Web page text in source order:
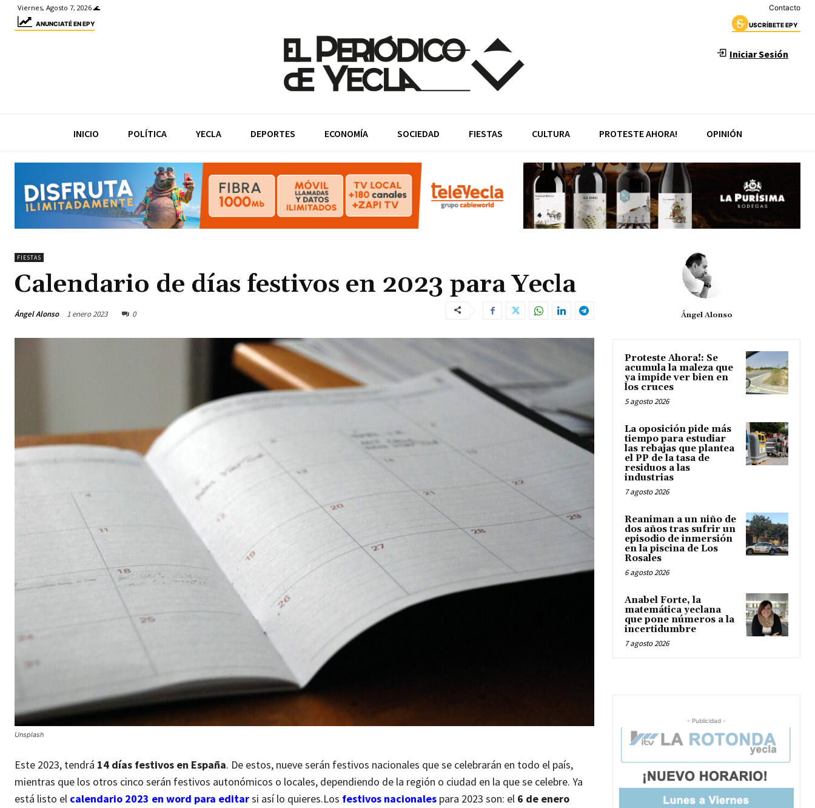
Viernes, Agosto 7, 2026 🌊 Contacto
ANUNCIATÉ EN EPY USCRÍBETE EPY
Iniciar Sesión
INICIO POLÍTICA YECLA DEPORTES ECONOMÍA SOCIEDAD FIESTAS CULTURA PROTESTE AHORA! OPINIÓN
FIESTAS
Calendario de días festivos en 2023 para Yecla
Ángel Alonso 1 enero 2023 0
Unsplash
Este 2023, tendrá 14 días festivos en España. De estos, nueve serán festivos nacionales que se celebrarán en todo el país,
mientras que los otros cinco serán festivos autonómicos o locales, dependiendo de la región o ciudad en la que se celebre. Ya
está listo el calendario 2023 en word para editarsi así lo quieres.Los festivos nacionales para 2023 son: el 6 de enero
Ángel Alonso
Proteste Ahora!: Se
acumula la maleza que
ya impide ver bien en
los cruces
5 agosto 2026
La oposición pide más
tiempo para estudiar
las rebajas que plantea
el PP de la tasa de
residuos a las
industrias
7 agosto 2026
Reaniman a un niño de
dos años tras sufrir un
episodio de inmersión
en la piscina de Los
Rosales
6 agosto 2026
Anabel Forte, la
matemática yeclana
que pone números a la
incertidumbre
7 agosto 2026
- Publicidad -